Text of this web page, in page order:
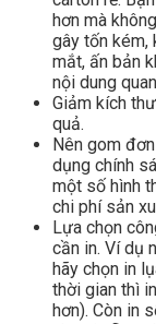
hơn mà
gây tốn kém,
mắt, ấn bản
nội dung
Giảm kích
quả.
Nên gom
dụng chính
một số hình
chi phí sản
Lựa chọn
cần in. Ví dụ
hãy chọn in
thời gian thì
hơn). Còn in